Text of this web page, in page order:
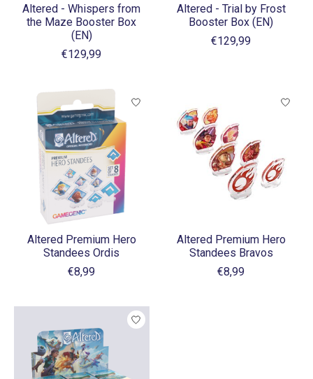
Altered - Whispers from
the Maze Booster Box
(EN)
€129,99
Altered - Trial by Frost
Booster Box (EN)
€129,99
Altered Premium Hero
Standees Ordis
€8,99
Altered Premium Hero
Standees Bravos
€8,99